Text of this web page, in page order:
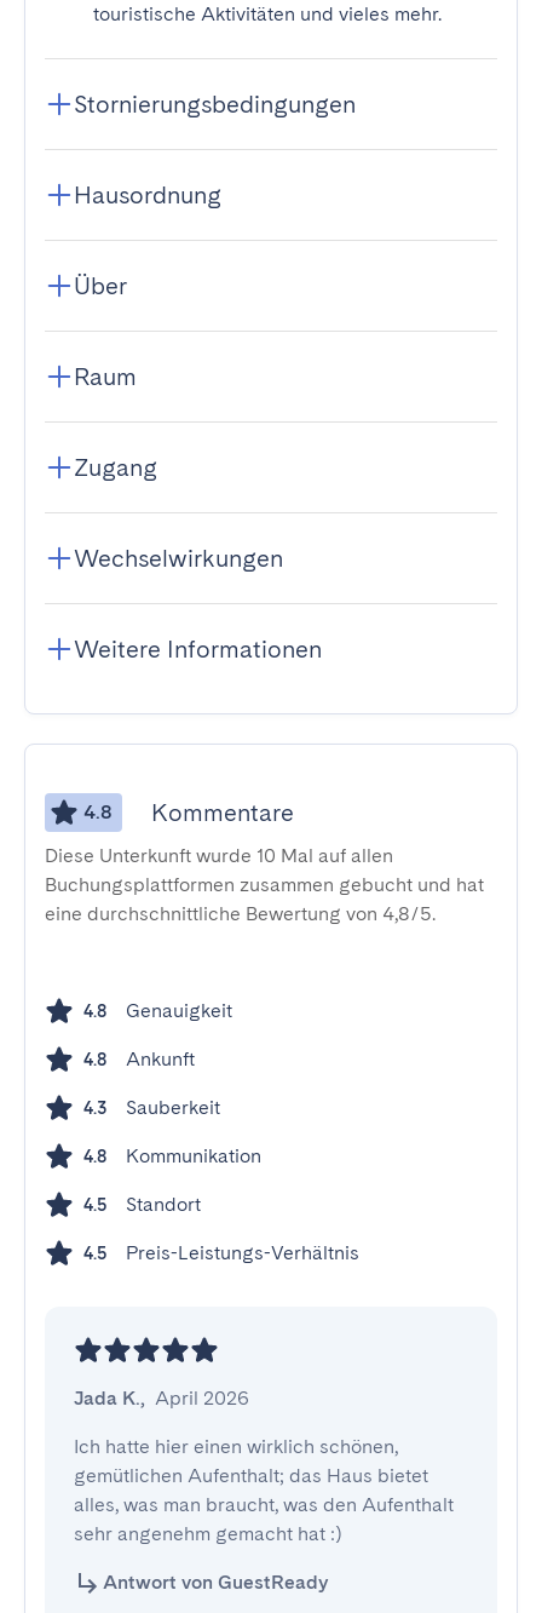
touristische Aktivitäten und vieles mehr.
Stornierungsbedingungen
Hausordnung
Über
Raum
Zugang
Wechselwirkungen
Weitere Informationen
4.8 Kommentare
Diese Unterkunft wurde 10 Mal auf allen
Buchungsplattformen zusammen gebucht und hat
eine durchschnittliche Bewertung von 4,8/5.
4.8 Genauigkeit
4.8 Ankunft
4.3 Sauberkeit
4.8 Kommunikation
4.5 Standort
4.5 Preis-Leistungs-Verhältnis
Jada K., April 2026
Ich hatte hier einen wirklich schönen,
gemütlichen Aufenthalt; das Haus bietet
alles, was man braucht, was den Aufenthalt
sehr angenehm gemacht hat :)
Antwort von GuestReady